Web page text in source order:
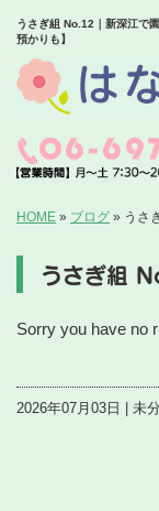
うさぎ組 No.12｜新深江で
預かりも】
HOME » ブログ » うさ
うさぎ組
Sorry you have no
2026年07月03日 | 未